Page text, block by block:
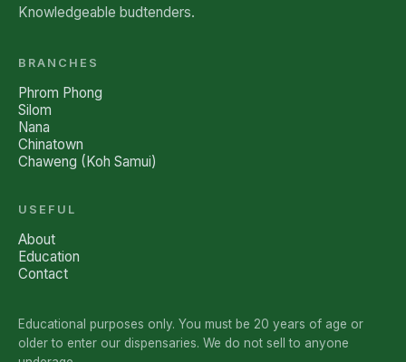
Knowledgeable budtenders.
BRANCHES
Phrom Phong
Silom
Nana
Chinatown
Chaweng (Koh Samui)
USEFUL
About
Education
Contact
Educational purposes only. You must be 20 years of age or
older to enter our dispensaries. We do not sell to anyone